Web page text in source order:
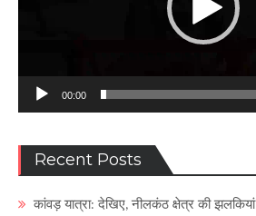
00:00
Recent Posts
कांवड़ यात्रा: देखिए, नीलकंठ क्षेत्र की झलकियां